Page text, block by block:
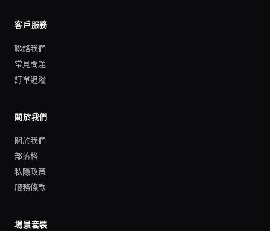
客戶服務
聯絡我們
常見問題
訂單追蹤
關於我們
關於我們
部落格
私隱政策
服務條款
場景套裝